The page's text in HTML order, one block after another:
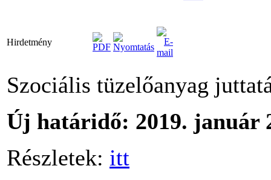
Hirdetmény
Szociális tüzelőanyag
Új határidő: 2019. január
Részletek: itt